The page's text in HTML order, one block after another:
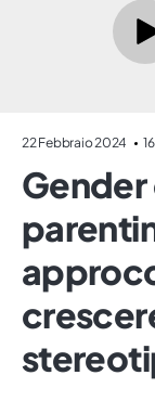
22 Febbraio 2024